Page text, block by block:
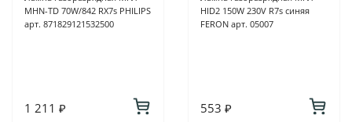
MHN-TD 70W/842 RX7s PHILIPS
арт. 871829121532500
1 211 ₽
HID2 150W 230V R7s синяя
FERON арт. 05007
553 ₽